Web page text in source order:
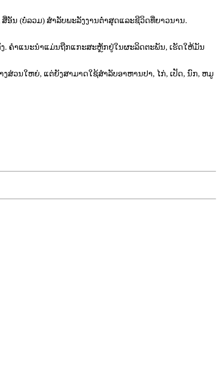
ສີ່ອັນ (ບໍ່ລວມ) ສໍາລັບພະລັງງານຕ່ໍາສຸດແລະຊີວິດທີ່ຍາວນານ.
ງ. ຄໍາແນະນໍາແມ່ນຖືກແກະສະຫຼັກຢູ່ໃນຜະລິດຕະພັນ, ເຮັດໃຫ້ມັນ
ສ່ວນໃຫຍ່, ແຕ່ຍັງສາມາດໃຊ້ສໍາລັບອາຫານປາ, ໄກ່, ເປັດ, ນົກ, ຫມູ